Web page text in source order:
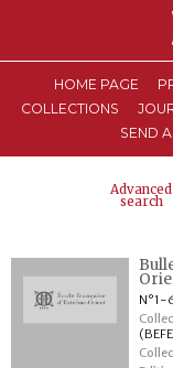
HOME PAGE
COLLECTIONS
SEND
Advanced
search
N°1-